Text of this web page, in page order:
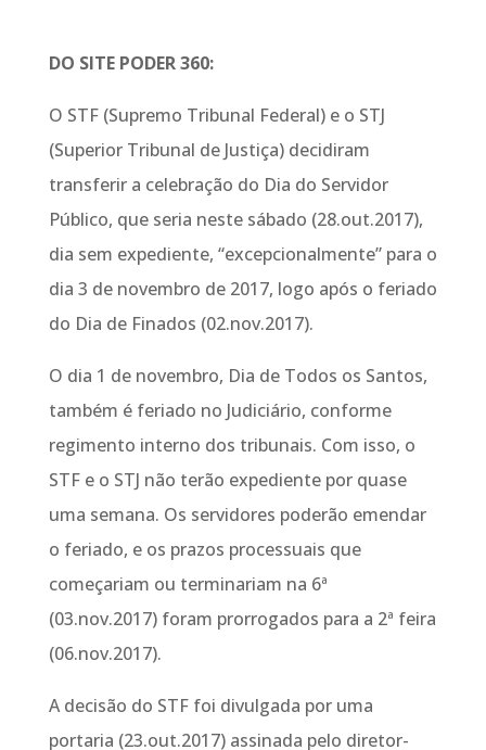
DO SITE PODER 360:
O STF (Supremo Tribunal Federal) e o STJ
(Superior Tribunal de Justiça) decidiram
transferir a celebração do Dia do Servidor
Público, que seria neste sábado (28.out.2017),
dia sem expediente, “excepcionalmente” para o
dia 3 de novembro de 2017, logo após o feriado
do Dia de Finados (02.nov.2017).
O dia 1 de novembro, Dia de Todos os Santos,
também é feriado no Judiciário, conforme
regimento interno dos tribunais. Com isso, o
STF e o STJ não terão expediente por quase
uma semana. Os servidores poderão emendar
o feriado, e os prazos processuais que
começariam ou terminariam na 6ª
(03.nov.2017) foram prorrogados para a 2ª feira
(06.nov.2017).
A decisão do STF foi divulgada por uma
portaria (23.out.2017) assinada pelo diretor-